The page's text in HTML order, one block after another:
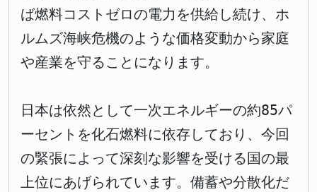
ば燃料コストゼロの電力を供給し続け、ホ
ルムズ海峡危機のような価格変動から家庭
や産業を守ることになります。
日本は依然として一次エネルギーの約85パ
ーセントを化石燃料に依存しており、今回
の緊張によって深刻な影響を受ける国の最
上位にあげられています。備蓄や分散化だ